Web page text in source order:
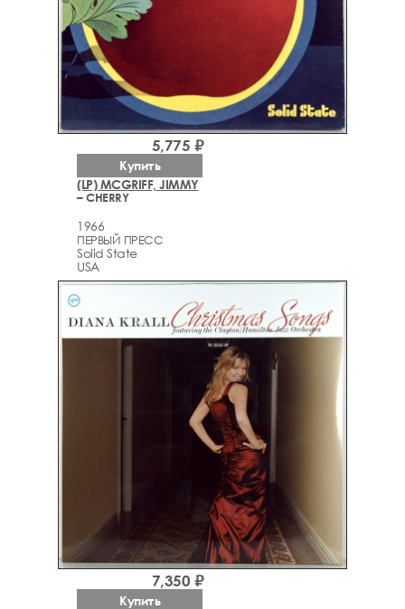
(LP) MCGRIFF, JIMMY
– CHERRY
1966
ПЕРВЫЙ ПРЕСС
Solid State
USA
5,775 ₽
Купить
7,350 ₽
Купить